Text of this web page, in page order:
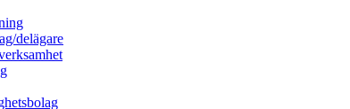
delägare